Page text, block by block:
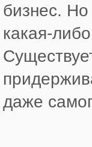
бизнес.
какая-
даже